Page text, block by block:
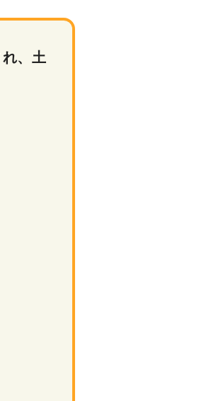
、土